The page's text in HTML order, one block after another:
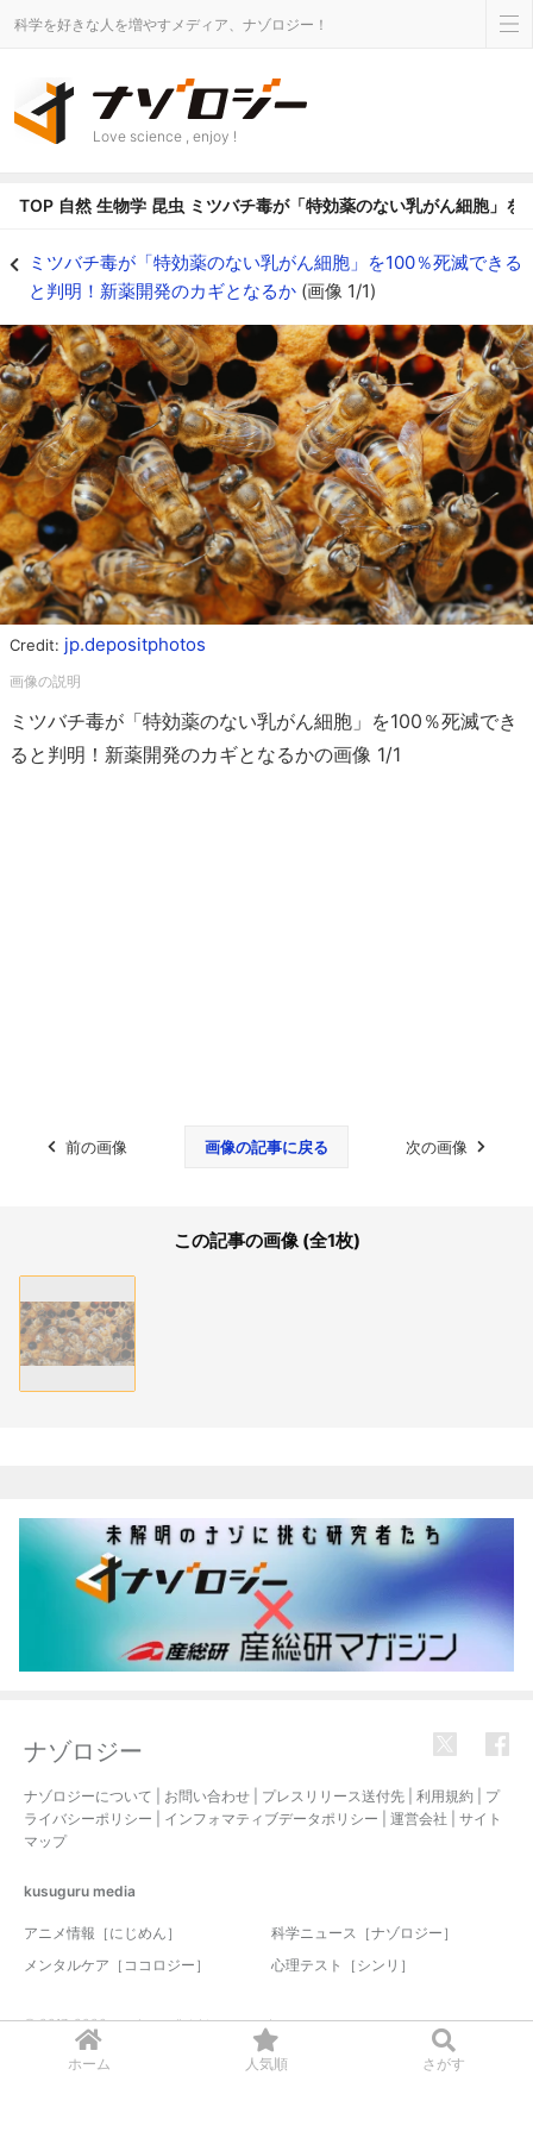
ホーム 人気順 さがす
科学を好きな人を増やすメディア、ナゾロジー！
Love science , enjoy !
TOP 自然 生物学 昆虫 ミツバチ毒が「特効薬のない乳がん細胞」
ミツバチ毒が「特効薬のない乳がん細胞」を100％死滅できる
と判明！新薬開発のカギとなるか (画像 1/1)
Credit: jp.depositphotos
ミツバチ毒が「特効薬のない乳がん細胞」を100％死滅でき
ると判明！新薬開発のカギとなるかの画像 1/1
前の画像 画像の記事に戻る 次の画像
この記事の画像 (全1枚)
ナゾロジー
ナゾロジーについて お問い合わせ プレスリリース送付先 利用規約
プ
ライバシーポリシー
インフォマティブデータポリシー 運営会社
サイト
マップ
kusuguru media
アニメ情報［にじめん］
科学ニュース［ナゾロジー］
メンタルケア［ココロジー］
心理テスト［シンリ］
© 2017-2026 nazology. all rights reserved.